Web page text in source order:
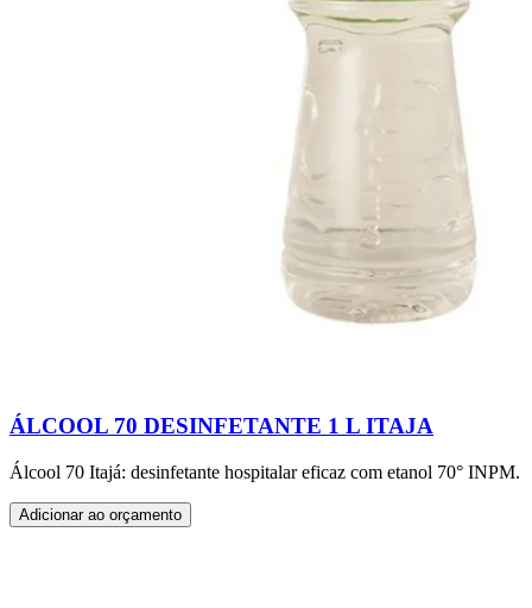
ÁLCOOL 70 DESINFETANTE 1 L ITAJA
Álcool 70 Itajá: desinfetante hospitalar eficaz com etanol 70° INPM.
Adicionar ao orçamento